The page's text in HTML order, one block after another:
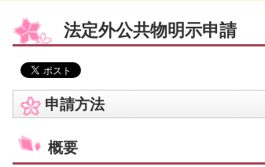
法定外公共物明示申請
申請方法
概要